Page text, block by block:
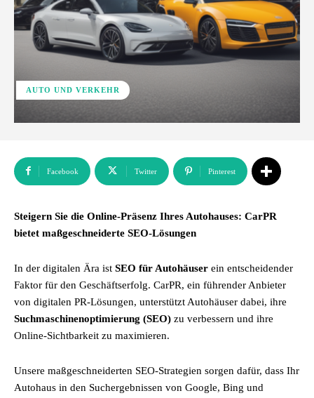
AUTO UND VERKEHR
Facebook Twitter Pinterest
Steigern Sie die Online-Präsenz Ihres Autohauses: CarPR
bietet maßgeschneiderte SEO-Lösungen
In der digitalen Ära ist SEO für Autohäuser ein entscheidender
Faktor für den Geschäftserfolg. CarPR, ein führender Anbieter
von digitalen PR-Lösungen, unterstützt Autohäuser dabei, ihre
Suchmaschinenoptimierung (SEO) zu verbessern und ihre
Online-Sichtbarkeit zu maximieren.
Unsere maßgeschneiderten SEO-Strategien sorgen dafür, dass Ihr
Autohaus in den Suchergebnissen von Google, Bing und